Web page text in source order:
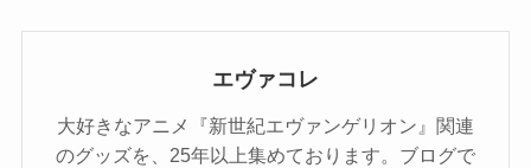
エヴァコレ
大好きなアニメ『新世紀エヴァンゲリオン』関連
のグッズを、25年以上集めております。ブログで